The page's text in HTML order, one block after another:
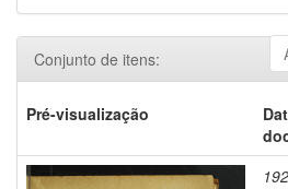
Conjunto de itens:
Pré-visualização